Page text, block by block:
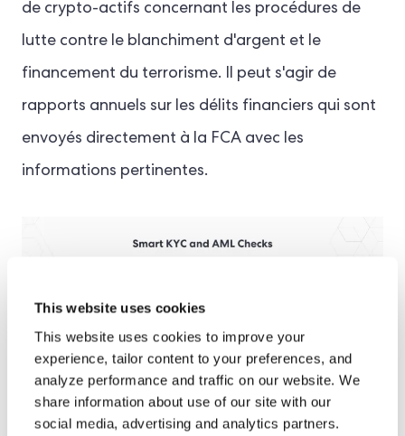
This website uses cookies
This website uses cookies to improve your
experience, tailor content to your preferences, and
analyze performance and traffic on our website. We
share information about use of our site with our
social media, advertising and analytics partners.
de crypto-actifs concernant les procédures de
lutte contre le blanchiment d'argent et le
financement du terrorisme. Il peut s'agir de
rapports annuels sur les délits financiers qui sont
envoyés directement à la FCA avec les
informations pertinentes.